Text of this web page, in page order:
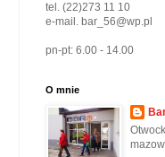
tel. (22)273 11 10
e-mail. bar_56@wp.pl
pn-pt: 6.00 - 14.00
O mnie